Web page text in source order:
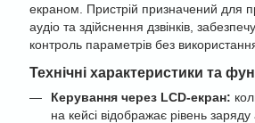
екраном. Пристрій призначений для
аудіо та здійснення дзвінків,
контроль параметрів без
Технічні характеристики та
Керування через LCD-екран:
на кейсі відображає рівень заряду